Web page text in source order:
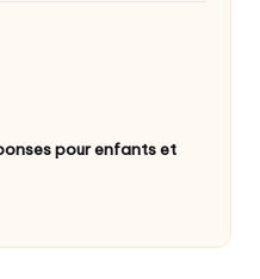
pour enfants et